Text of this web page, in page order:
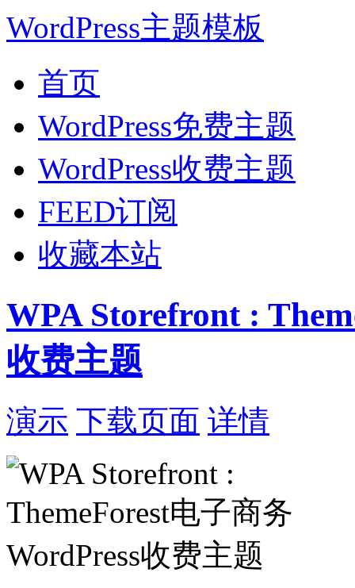
WordPress主题模板
首页
WordPress免费主题
WordPress收费主题
FEED订阅
收藏本站
WPA Storefront :
收费主题
演示 下载页面 详情